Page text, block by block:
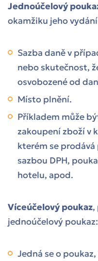
Jednoúčelový
okamžiku jeho
Sazba daně v
nebo skutečnost,
osvobozené od
Místo plnění.
Příkladem může
zakoupení zboží v
kterém se
sazbou DPH,
hotelu, apod.
Víceúčelový poukaz,
jednoúčelový poukaz:
Jedná se o